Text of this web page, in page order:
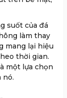
suốt của đá
làm thay
mang lại hiệu
thời gian.
một lựa chọn
nó.